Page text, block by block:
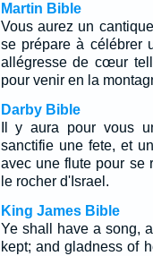
Martin Bible
Vous aurez un
se prépare à célébrer
allégresse de cœur
pour venir en la
Darby Bible
Il y aura pour vous
sanctifie une fete, et
avec une flute pour se
le rocher d'Israel.
King James Bible
Ye shall have a song,
kept; and gladness of